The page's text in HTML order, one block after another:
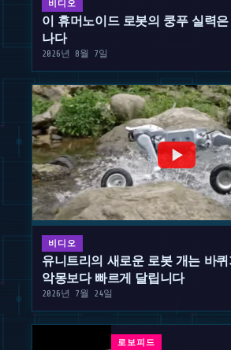
비디오
이 휴머노이드 로봇의 쿵푸 실력
나다
2026년 8월 7일
비디오
유니트리의 새로운 로봇 개는 바
악몽보다 빠르게 달립니다
2026년 7월 24일
로보피드